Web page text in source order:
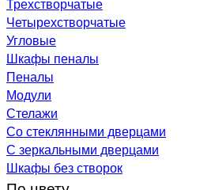
Четырехстворчатые
Угловые
Шкафы пеналы
Пеналы
Модули
Стелажи
Со стеклянными дверцами
С зеркальными дверцами
Шкафы без створок